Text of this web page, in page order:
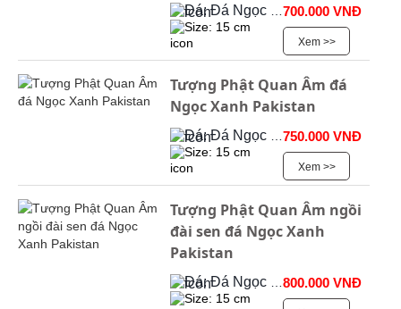
Đá: Đá Ngọc Onyx
Size: 15 cm
700.000 VNĐ
Xem >>
Tượng Phật Quan Âm đá
Ngọc Xanh Pakistan
Đá: Đá Ngọc Onyx
Size: 15 cm
750.000 VNĐ
Xem >>
Tượng Phật Quan Âm ngồi
đài sen đá Ngọc Xanh
Pakistan
Đá: Đá Ngọc Onyx
Size: 15 cm
800.000 VNĐ